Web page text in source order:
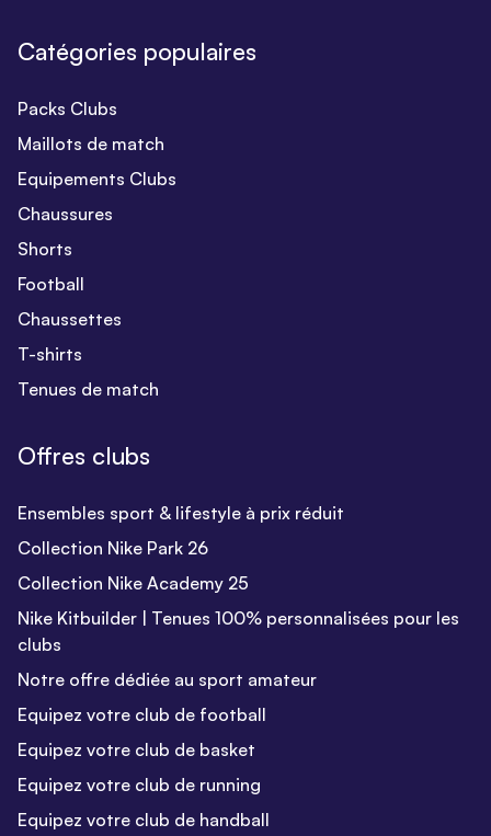
Catégories populaires
Packs Clubs
Maillots de match
Equipements Clubs
Chaussures
Shorts
Football
Chaussettes
T-shirts
Tenues de match
Offres clubs
Ensembles sport & lifestyle à prix réduit
Collection Nike Park 26
Collection Nike Academy 25
Nike Kitbuilder | Tenues 100% personnalisées pour les
clubs
Notre offre dédiée au sport amateur
Equipez votre club de football
Equipez votre club de basket
Equipez votre club de running
Equipez votre club de handball